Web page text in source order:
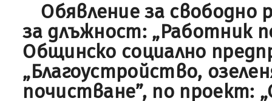
Обявление за свободно
за длъжност: „Работник
Общинско социално
„Благоустройство,
почистване”, по проект: